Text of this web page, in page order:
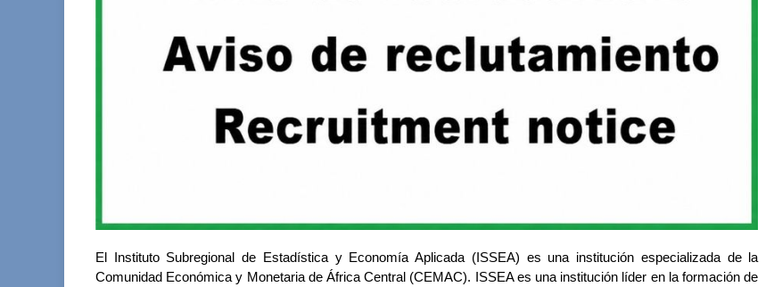
El Instituto Subregional de Estadística y Economía Aplicada (ISSEA) es una institución especializada de la
Comunidad Económica y Monetaria de África Central (CEMAC). ISSEA es una institución líder en la formación de